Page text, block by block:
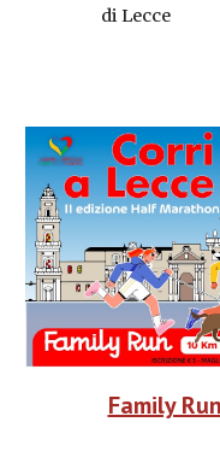
di Lecce
Family